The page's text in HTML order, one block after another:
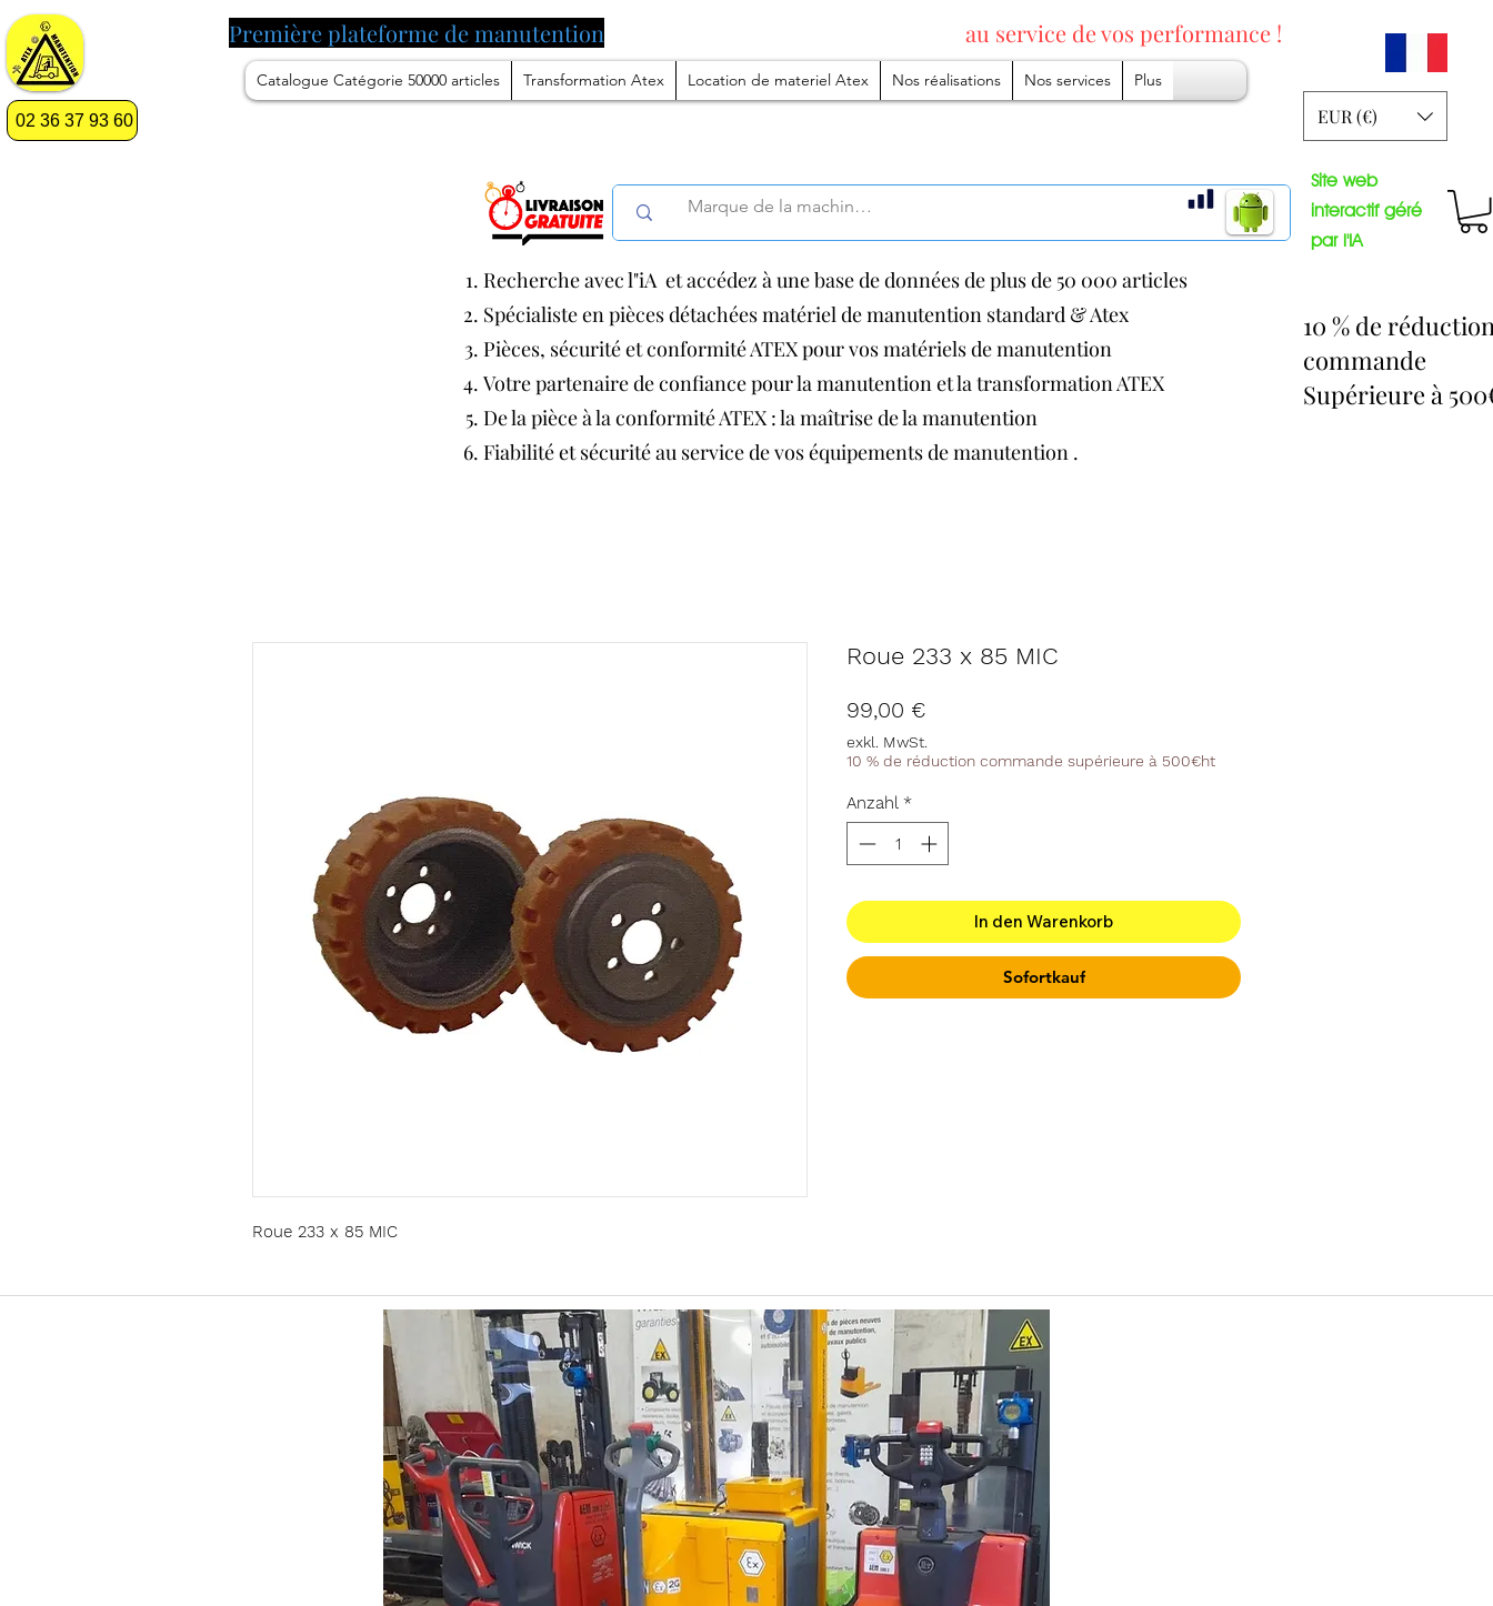
Catalogue Catégorie 50000 articles Transformation Atex Location de materiel Atex Nos réalisations Nos services Plus
02 36 37 93 60 EUR (€)
Première plateforme de manutention au service de vos performance !
Recherche avec l"iA et accédez à une base de données de plus de 50 000 articles
Spécialiste en pièces détachées matériel de manutention standard & Atex
Pièces, sécurité et conformité ATEX pour vos matériels de manutention
Votre partenaire de confiance pour la manutention et la transformation ATEX
De la pièce à la conformité ATEX : la maîtrise de la manutention
Fiabilité et sécurité au service de vos équipements de manutention .
Site web
interactif géré
par l'IA
10 % de
commande
Supérieure à
Roue 233 x 85 MIC
Roue 233 x 85 MIC
99,00 €
exkl. MwSt.
10 % de réduction commande supérieure à 500€ht
Anzahl *
In den Warenkorb
Sofortkauf